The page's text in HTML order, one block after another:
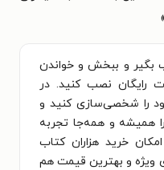
بگیر و ببخش و خواندن
رایگان نصب کنید. در
را شخصی‌سازی کنید و
همیشه و همه‌جا تجربه
خرید هزاران کتاب
ویژه و بهترین قیمت هم